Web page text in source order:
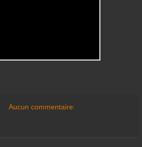
Aucun commentaire: